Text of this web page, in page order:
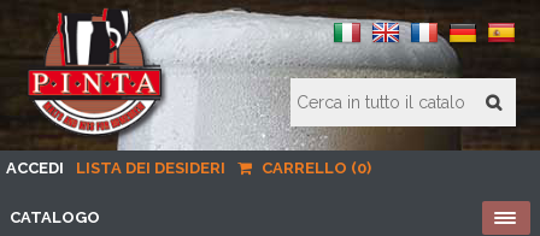
ACCEDI LISTA DEI DESIDERI CARRELLO (0)
CATALOGO